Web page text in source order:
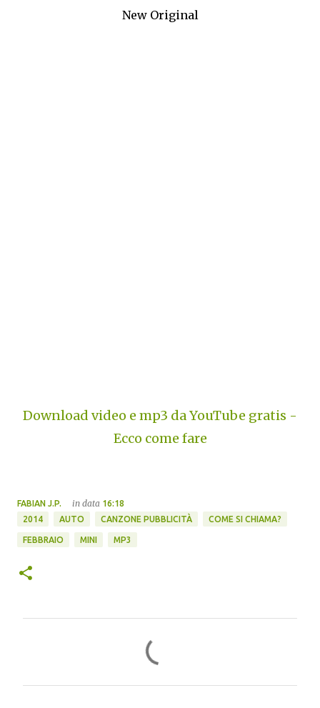
New Original
Download video e mp3 da YouTube gratis -
Ecco come fare
FABIAN J.P. in data 16:18
2014
AUTO CANZONE PUBBLICITÀ COME SI CHIAMA?
FEBBRAIO MINI MP3